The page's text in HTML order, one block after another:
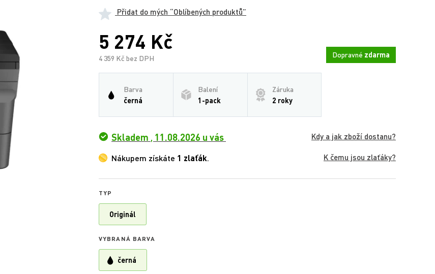
Přidat do mých “Oblíbených produktů”
5 274 Kč
4 359 Kč bez DPH Dopravné zdarma
Barva
černá
Balení
1-pack
Záruka
2 roky
Skladem , 11.08.2026 u vás Kdy a jak zboží dostanu?
Nákupem získáte 1 zlaťák. K čemu jsou zlaťáky?
TYP
Originál
VYBRANÁ BARVA
černá